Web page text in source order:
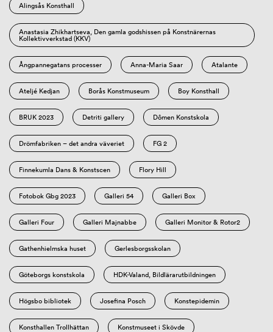
Alingsås Konsthall
Anastasia Zhikhartseva, Den gamla godshissen på Konstnärernas
Kollektivverkstad (KKV)
Ångpannegatans processer Anna-Maria Saar Atalante
Ateljé Kedjan Borås Konstmuseum Boy Konsthall
BRUK 2023 Detriti gallery Dômen Konstskola
Drömfabriken – det andra väveriet FG 2
Finnekumla Dans & Konstscen Flory Hill
Fotobok Gbg 2023 Galleri 54 Galleri Box
Galleri Four Galleri Majnabbe Galleri Monitor & Rotor2
Gathenhielmska huset Gerlesborgsskolan
Göteborgs konstskola HDK-Valand, Bildlärarutbildningen
Högsbo bibliotek Josefina Posch Konstepidemin
Konsthallen Trollhättan Konstmuseet i Skövde